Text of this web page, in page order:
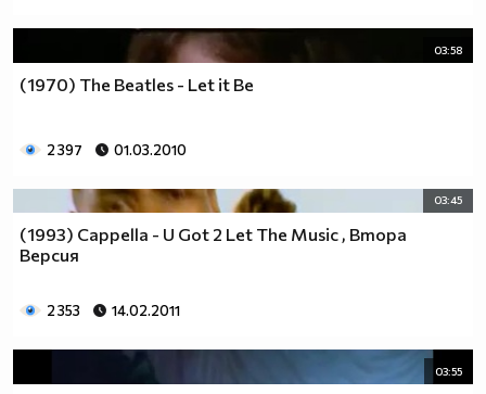
03:58
(1970) The Beatles - Let it Be
2 397 01.03.2010
03:45
(1993) Cappella - U Got 2 Let The Music , Втора
Версия
2 353 14.02.2011
03:55